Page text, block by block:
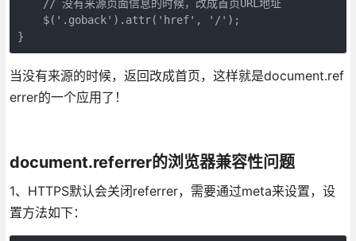
    // 没有来源页面信息的时候，改成首页URL地址
    $('.goback').attr('href', '/');
}
当没有来源的时候，返回改成首页，这样就是document.ref
errer的一个应用了！
document.referrer的浏览器兼容性问题
1、HTTPS默认会关闭referrer，需要通过meta来设置，设
置方法如下：